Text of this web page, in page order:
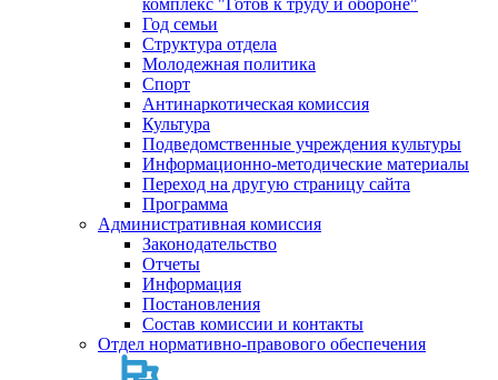
комплекс "Готов к труду и обороне"
Год семьи
Структура отдела
Молодежная политика
Спорт
Антинаркотическая комиссия
Культура
Подведомственные учреждения культуры
Информационно-методические материалы
Переход на другую страницу сайта
Программа
Административная комиссия
Законодательство
Отчеты
Информация
Постановления
Состав комиссии и контакты
Отдел нормативно-правового обеспечения